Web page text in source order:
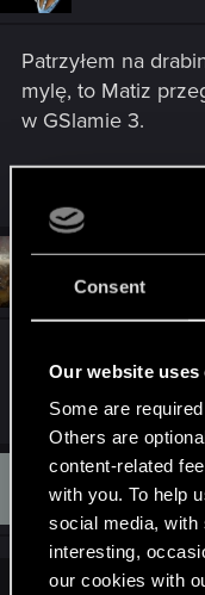
Consent
Our website uses
Some are
Others are
content-related
with you. To help
social media, with
interesting,
our cookies with
Patrzyłem na
mylę, to Matiz
w GSlamie 3.
a
t
n
McBobek
dostał SuperJJ o
S